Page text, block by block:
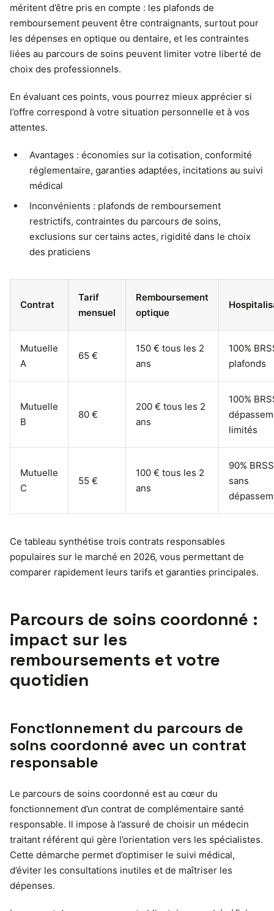
méritent d’être pris en compte : les plafonds de
remboursement peuvent être contraignants, surtout pour
les dépenses en optique ou dentaire, et les contraintes
liées au parcours de soins peuvent limiter votre liberté de
choix des professionnels.
En évaluant ces points, vous pourrez mieux apprécier si
l’offre correspond à votre situation personnelle et à vos
attentes.
Avantages : économies sur la cotisation, conformité
réglementaire, garanties adaptées, incitations au suivi
médical
Inconvénients : plafonds de remboursement
restrictifs, contraintes du parcours de soins,
exclusions sur certains actes, rigidité dans le choix
des praticiens
Contrat
Tarif
mensuel
Remboursement
optique
Mutuelle
A
65 €
150 € tous les 2
ans
100%
plafonds
Mutuelle
B
80 €
200 € tous les 2
ans
100%
limités
Mutuelle
C
55 €
100 € tous les 2
ans
90% BRSS
sans
Ce tableau synthétise trois contrats responsables
populaires sur le marché en 2026, vous permettant de
comparer rapidement leurs tarifs et garanties principales.
Parcours de soins coordonné :
impact sur les
remboursements et votre
quotidien
Fonctionnement du parcours de
soins coordonné avec un contrat
responsable
Le parcours de soins coordonné est au cœur du
fonctionnement d’un contrat de complémentaire santé
responsable. Il impose à l’assuré de choisir un médecin
traitant référent qui gère l’orientation vers les spécialistes.
Cette démarche permet d’optimiser le suivi médical,
d’éviter les consultations inutiles et de maîtriser les
dépenses.